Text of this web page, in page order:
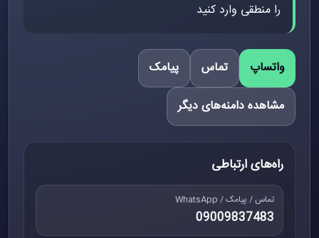
را منطقی وارد کنید
واتساپ تماس
پیامک
مشاهده دامنه‌های دیگر
راه‌های ارتباطی
تماس / پیامک / WhatsApp
09009837483